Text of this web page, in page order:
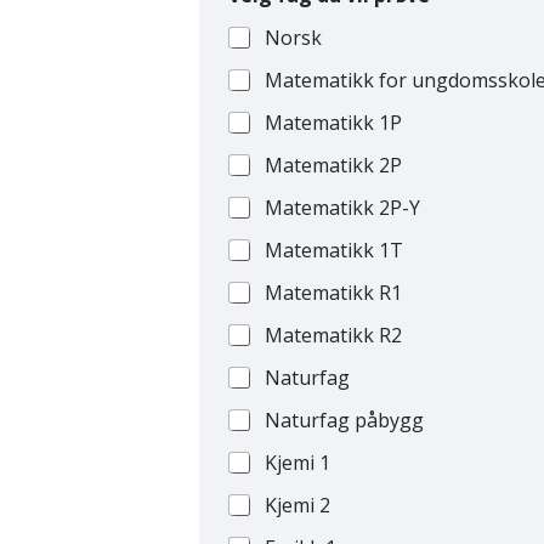
Norsk
Matematikk for
Matematikk 1P
Matematikk 2P
Matematikk 2P-Y
Matematikk 1T
Matematikk R1
Matematikk R2
Naturfag
Naturfag påbygg
Kjemi 1
Kjemi 2